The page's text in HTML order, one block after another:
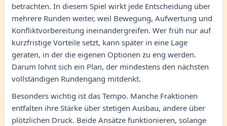
betrachten. In diesem Spiel wirkt jede Entscheidung über
mehrere Runden weiter, weil Bewegung, Aufwertung und
Konfliktvorbereitung ineinandergreifen. Wer früh nur auf
kurzfristige Vorteile setzt, kann später in eine Lage
geraten, in der die eigenen Optionen zu eng werden.
Darum lohnt sich ein Plan, der mindestens den nächsten
vollständigen Rundengang mitdenkt.
Besonders wichtig ist das Tempo. Manche Fraktionen
entfalten ihre Stärke über stetigen Ausbau, andere über
plötzlichen Druck. Beide Ansätze funktionieren, solange